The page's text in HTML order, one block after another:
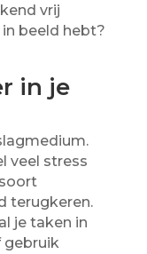
vrij
beeld hebt?
in je
veel stress
terugkeren.
je taken in
gebruik